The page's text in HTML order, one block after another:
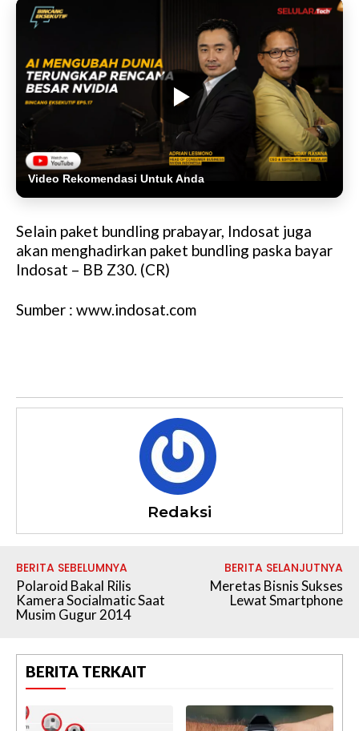
Video Rekomendasi Untuk Anda
Selain paket bundling prabayar, Indosat juga
akan menghadirkan paket bundling paska bayar
Indosat – BB Z30. (CR)
Sumber : www.indosat.com
Redaksi
BERITA SEBELUMNYA
Polaroid Bakal Rilis
Kamera Socialmatic Saat
Musim Gugur 2014
BERITA SELANJUTNYA
Meretas Bisnis Sukses
Lewat Smartphone
BERITA TERKAIT